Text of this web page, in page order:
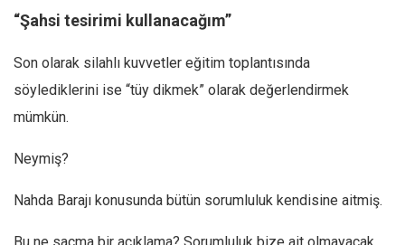
Düşünce
“Şahsi tesirimi kullanacağım”
Son olarak silahlı kuvvetler eğitim toplantısında
söylediklerini ise “tüy dikmek” olarak değerlendirmek
mümkün.
Neymiş?
Nahda Barajı konusunda bütün sorumluluk kendisine aitmiş.